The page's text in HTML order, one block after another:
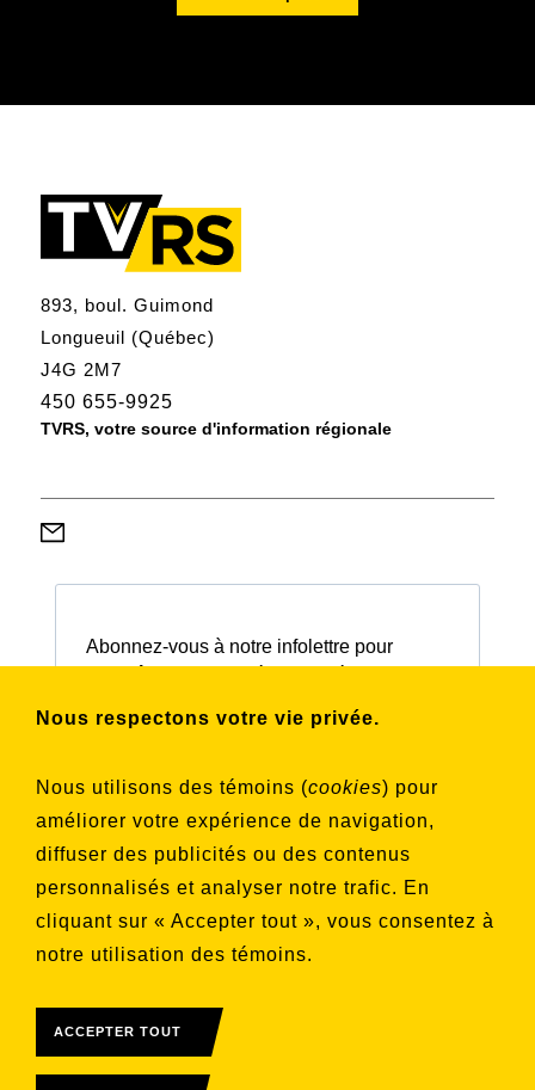
Nous respectons votre vie privée.
Nous utilisons des témoins (cookies) pour
améliorer votre expérience de navigation,
diffuser des publicités ou des contenus
personnalisés et analyser notre trafic. En
cliquant sur « Accepter tout », vous consentez à
notre utilisation des témoins.
ACCEPTER TOUT
893, boul. Guimond
Longueuil (Québec)
J4G 2M7
450 655-9925
TVRS, votre source d'information régionale
Abonnez-vous à notre infolettre pour
souhaitez vous inscrire
Aucune liste sélectionnée
S'INSCRIRE